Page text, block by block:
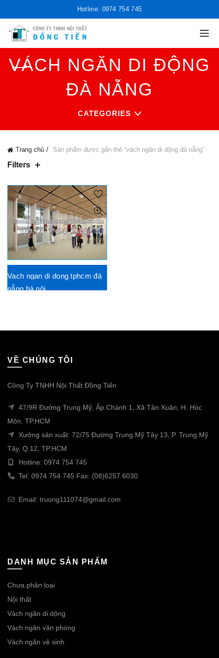
Hotline: 0974 754 745
VÁCH NGĂN DI ĐỘNG
ĐÀ NẴNG
CATEGORIES
Trang chủ Sản phẩm được gắn thẻ “vách ngăn di động đà nẵng”
Filters
Vach ngan di dong tphcm đà
nẵng hà nội
VỀ CHÚNG TÔI
Công Ty TNHH Nội Thất Đồng Tiến
47/9R Đường Trung Mỹ, Ấp Chánh 1, Xã Tân Xuân, H. Hóc
Môn, TP.HCM
Xưởng sản xuất: 72/75 Đường Trung Mỹ Tây 13, P. Trung Mỹ
Tây, Q.12, TP.HCM
Hotline: 0974 754 745
Tel: 0974 754 745 Fax: (08)6257 6030
Email: truong111074@gmail.com
DANH MỤC SẢN PHẨM
Chưa phân loại
Nội thất
Vách ngăn di dộng
Vách ngăn văn phòng
Vách ngăn vệ sinh